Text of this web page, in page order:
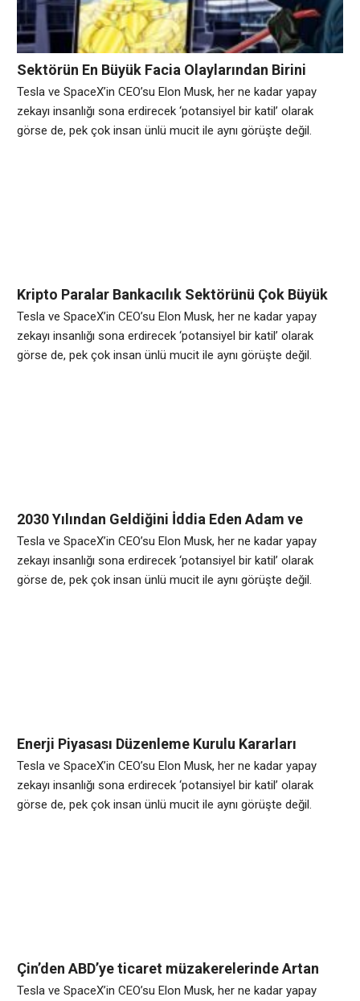
Sektörün En Büyük Facia Olaylarından Birini
Gören Coinheck Sonunda Satıldı!
Tesla ve SpaceX’in CEO’su Elon Musk, her ne kadar yapay
zekayı insanlığı sona erdirecek ‘potansiyel bir katil’ olarak
görse de, pek çok insan ünlü mucit ile aynı görüşte değil.
Kripto Paralar Bankacılık Sektörünü Çok Büyük
Şekilde Tehlikeye Soktu
Tesla ve SpaceX’in CEO’su Elon Musk, her ne kadar yapay
zekayı insanlığı sona erdirecek ‘potansiyel bir katil’ olarak
görse de, pek çok insan ünlü mucit ile aynı görüşte değil.
2030 Yılından Geldiğini İddia Eden Adam ve
İfadesinde Söyledikleri
Tesla ve SpaceX’in CEO’su Elon Musk, her ne kadar yapay
zekayı insanlığı sona erdirecek ‘potansiyel bir katil’ olarak
görse de, pek çok insan ünlü mucit ile aynı görüşte değil.
Enerji Piyasası Düzenleme Kurulu Kararları
Tesla ve SpaceX’in CEO’su Elon Musk, her ne kadar yapay
zekayı insanlığı sona erdirecek ‘potansiyel bir katil’ olarak
görse de, pek çok insan ünlü mucit ile aynı görüşte değil.
Çin’den ABD’ye ticaret müzakerelerinde Artan
Talepler Suçlaması
Tesla ve SpaceX’in CEO’su Elon Musk, her ne kadar yapay